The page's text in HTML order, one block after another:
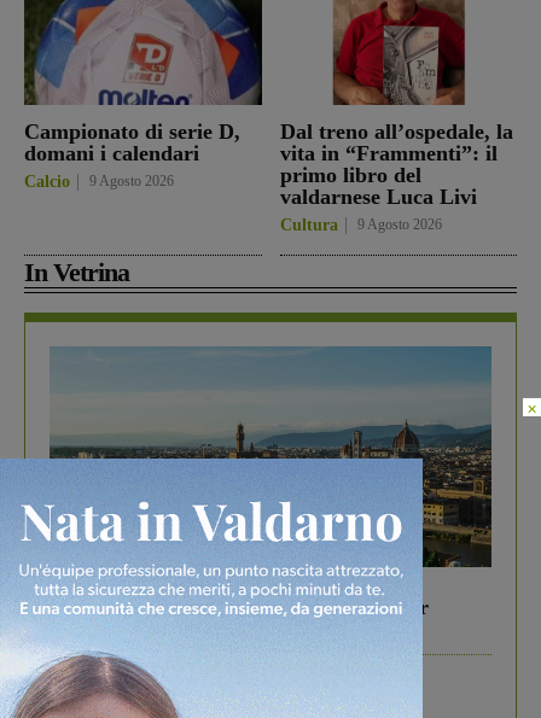
Campionato di serie D,
domani i calendari
Calcio 9 Agosto 2026
Dal treno all’ospedale, la
vita in “Frammenti”: il
primo libro del
valdarnese Luca Livi
Cultura 9 Agosto 2026
In Vetrina
In vetrina 6 Agosto 2026
Gita di famiglia a Firenze: 5 idee per far
divertire i tuoi figli
×